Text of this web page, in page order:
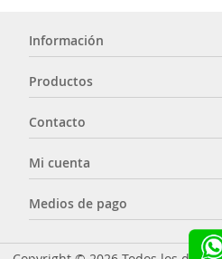
Información
Productos
Contacto
Mi cuenta
Medios de pago